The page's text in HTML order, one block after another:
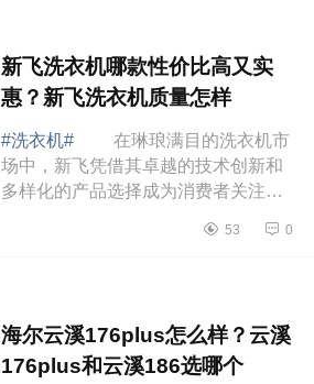
新飞洗衣机哪款性价比高又实
惠？新飞洗衣机质量怎样
#洗衣机#
在琳琅满目的洗衣机市
场中，新飞凭借其卓越的技术创新和
多样化的产品选择成为消费者关注的
衣机哪款性价比高又实惠？新飞洗衣
53 0
海尔云溪176plus怎么样？云溪
176plus和云溪186选哪个